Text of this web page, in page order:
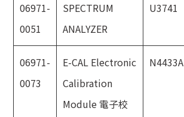
06971-
0051
SPECTRUM
ANALYZER
U3741
06971-
0073
E-CAL Electronic
Calibration
Module 電子校
N4433A